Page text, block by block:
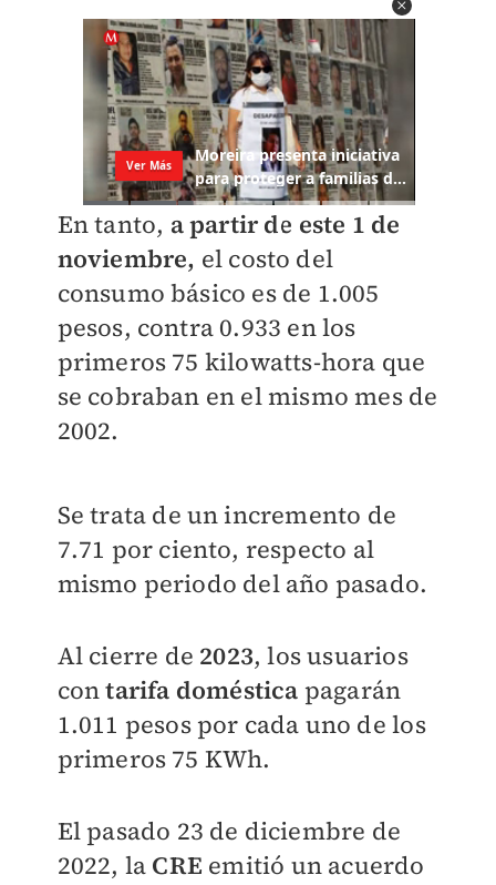
En tanto, a partir de este 1 de
noviembre, el costo del
consumo básico es de 1.005
pesos, contra 0.933 en los
primeros 75 kilowatts-hora que
se cobraban en el mismo mes de
2002.
Se trata de un incremento de
7.71 por ciento, respecto al
mismo periodo del año pasado.
Al cierre de 2023, los usuarios
contarifa doméstica pagarán
1.011 pesos por cada uno de los
primeros 75 KWh.
El pasado 23 de diciembre de
2022, la CRE emitió un acuerdo